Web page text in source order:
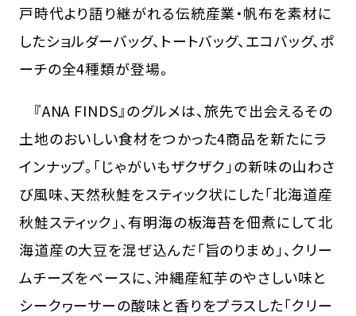
戸時代より語り継がれる伝統産業・帆布を素材に
したショルダーバッグ、トートバッグ、エコバッグ、ポ
ーチの全4種類が登場。
『ANA FINDS』のグルメは、旅先で出会えるその
土地のおいしい食材をつかった4商品を新たにラ
インナップ。「じゃがいもザクザク」の新味の山わさ
び風味、天然秋鮭をスティック状にした「北海道産
秋鮭スティック」、有明海の板海苔を佃煮にして北
海道産の大豆を混ぜ込んだ「旨のりまめ」、クリー
ムチーズをベースに、沖縄産紅芋のやさしい味と
シークヮーサーの酸味と香りをプラスした「クリー